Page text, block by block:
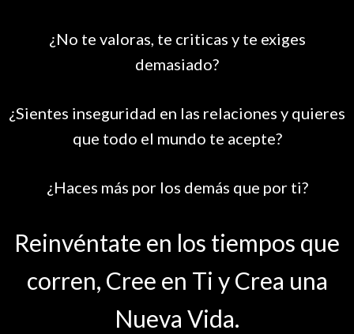
¿No te valoras, te criticas y te exiges
demasiado?
¿Sientes inseguridad en las relaciones y quieres
que todo el mundo te acepte?
¿Haces más por los demás que por ti?
Reinvéntate en los tiempos que
corren, Cree en Ti y Crea una
Nueva Vida.